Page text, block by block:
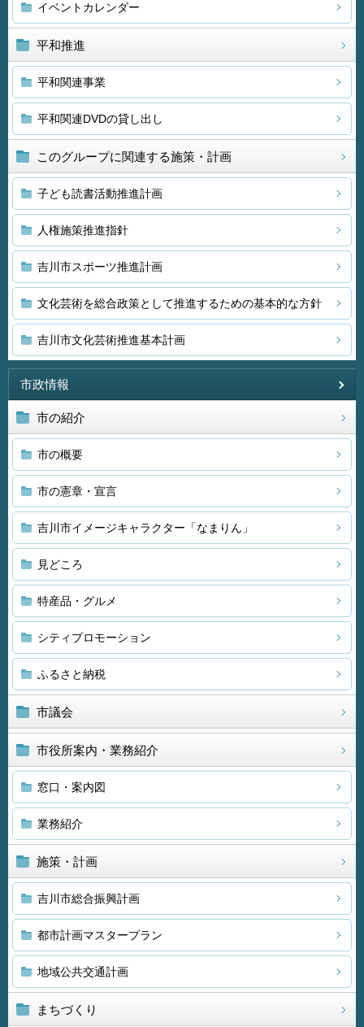
イベントカレンダー
平和推進
平和関連事業
平和関連DVDの貸し出し
このグループに関連する施策・計画
子ども読書活動推進計画
人権施策推進指針
吉川市スポーツ推進計画
文化芸術を総合政策として推進するための基本的な方針
吉川市文化芸術推進基本計画
市政情報
市の紹介
市の概要
市の憲章・宣言
吉川市イメージキャラクター「なまりん」
見どころ
特産品・グルメ
シティプロモーション
ふるさと納税
市議会
市役所案内・業務紹介
窓口・案内図
業務紹介
施策・計画
吉川市総合振興計画
都市計画マスタープラン
地域公共交通計画
まちづくり